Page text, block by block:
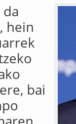
hein
bai